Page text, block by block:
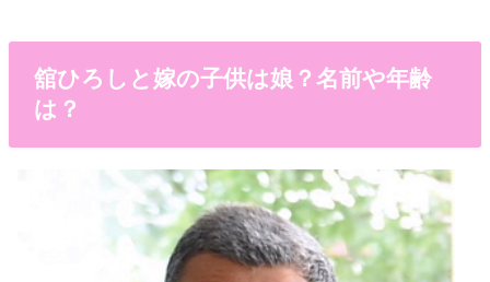
舘ひろしと嫁の子供は娘？名前や年齢
は？